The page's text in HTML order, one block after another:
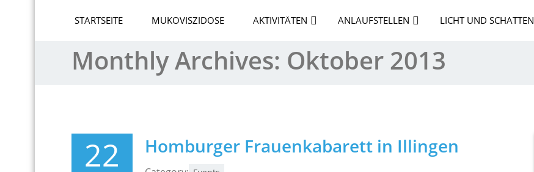
STARTSEITE MUKOVISZIDOSE AKTIVITÄTEN ANLAUFSTELLEN LICHT UND SCHATTEN
Monthly Archives: Oktober 2013
22 Homburger Frauenkabarett in Illingen